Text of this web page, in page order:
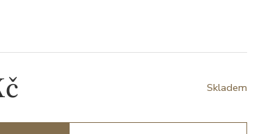
Skladem